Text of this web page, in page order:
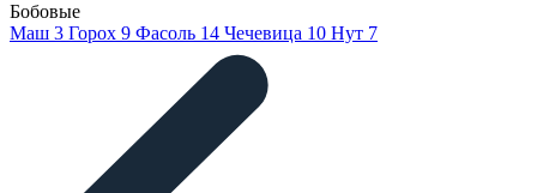
Бобовые
Маш 3 Горох 9 Фасоль 14 Чечевица 10 Нут 7